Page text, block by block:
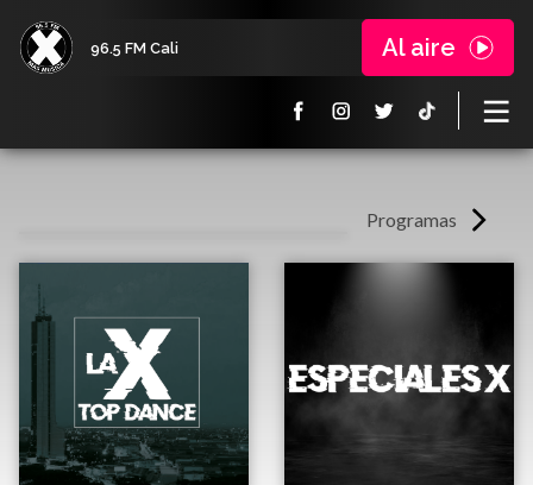
96.5 FM Cali Al aire
Programas